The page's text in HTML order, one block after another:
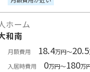
ホーム
和南
月額費用 18.4万円～20.5
入居時費用
0万円～180万